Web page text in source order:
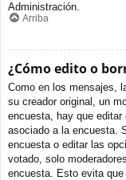
Administración.
Arriba
¿Cómo edito o
Como en los mensajes,
su creador original, un
encuesta, hay que
asociado a la encuesta.
encuesta o editar las
votado, solo
encuesta. Esto evita